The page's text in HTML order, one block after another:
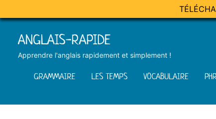
Skip
content
ANGLAIS-RAPIDE
Apprendre l'anglais rapidement et simplement !
GRAMMAIRE LES TEMPS VOCABULAIRE